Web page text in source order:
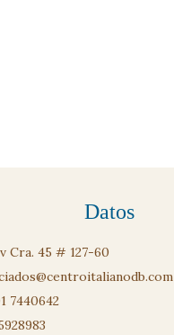
Datos
Cra. 45 # 127-60
7440642